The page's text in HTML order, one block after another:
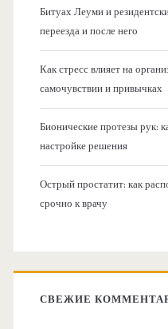
Битуах Леуми и
переезда и после него
Как стресс влияет на
самочувствии и привычках
Бионические протезы рук:
настройке решения
Острый простатит: как
срочно к врачу
СВЕЖИЕ